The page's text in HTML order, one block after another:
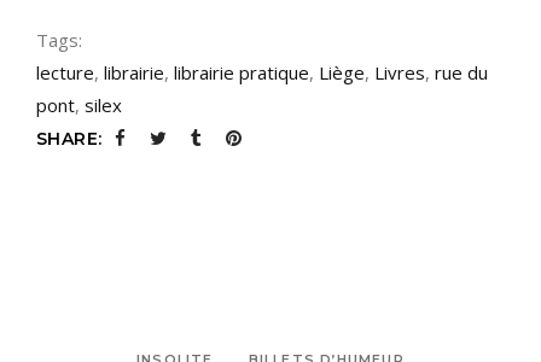
Tags:
lecture, librairie, librairie pratique, Liège, Livres, rue du
pont, silex
SHARE: